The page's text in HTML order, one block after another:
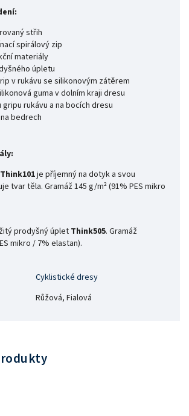
střih
spirálový zip
materiály
úpletu
v rukávu se silikonovým zátěrem
guma v dolním kraji dresu
rukávu a na bocích dresu
bedrech
Think101je příjemný na dotyk a svou
tvar těla. Gramáž 145 g/m² (91% PES mikro
prodyšný úplet Think505. Gramáž
mikro / 7% elastan).
Cyklistické dresy
Růžová, Fialová